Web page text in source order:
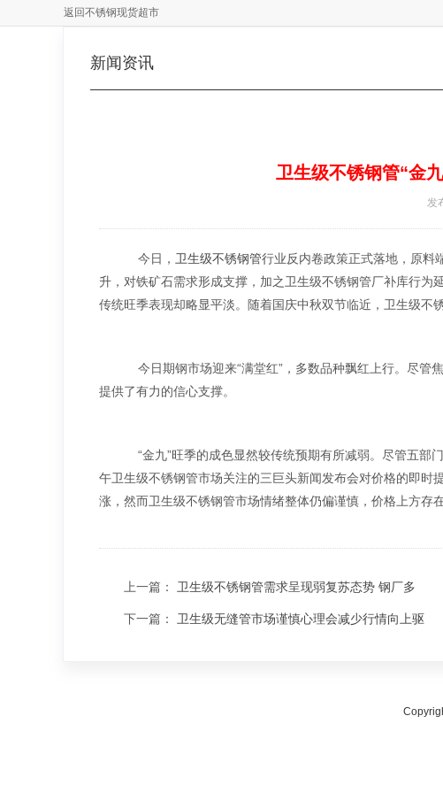
返回不锈钢现货超市
新闻资讯
卫生级不锈钢管“金
发
今日， 卫生级不锈钢管行业反内卷政策正式落地，原料
升，对铁矿石需求形成支撑，加之卫生级不锈钢管厂补库行为
传统旺季表现却略显平淡。随着国庆中秋双节临近，卫生级不
今日期钢市场迎来“满堂红”，多数品种飘红上行。尽管
提供了有力的信心支撑。
“金九”旺季的成色显然较传统预期有所减弱。尽管五部
午卫生级不锈钢管市场关注的三巨头新闻发布会对价格的即
涨，然而卫生级不锈钢管市场情绪整体仍偏谨慎，价格上方存在
上一篇： 卫生级不锈钢管需求呈现弱复苏态势 钢厂多
下一篇： 卫生级无缝管市场谨慎心理会减少行情向上驱